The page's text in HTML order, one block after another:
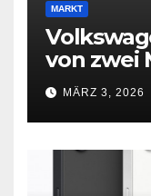
MARKT
von zwei
MÄRZ 3, 2026